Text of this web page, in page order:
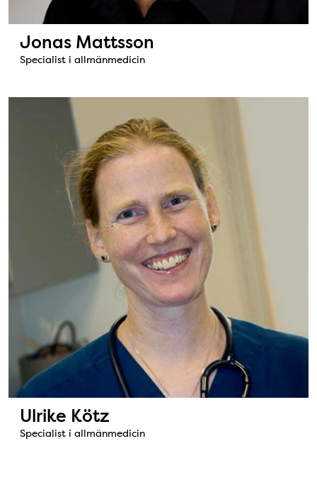
Jonas Mattsson
Specialist i allmänmedicin
Bild: Ulrike Kötz
Ulrike Kötz
Specialist i allmänmedicin